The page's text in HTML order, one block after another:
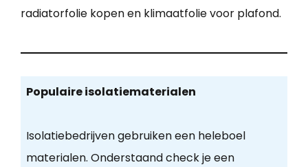
radiatorfolie kopen en klimaatfolie voor plafond.
Populaire isolatiematerialen
Isolatiebedrijven gebruiken een heleboel
materialen. Onderstaand check je een